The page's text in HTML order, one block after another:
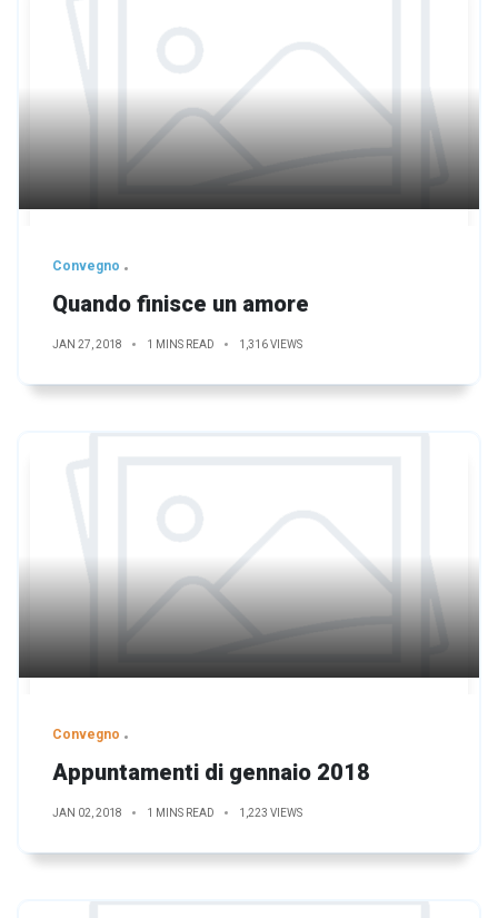
Convegno
Quando finisce un amore
JAN 27, 2018 1 MINS READ 1,316 VIEWS
Convegno
Appuntamenti di gennaio 2018
JAN 02, 2018 1 MINS READ 1,223 VIEWS